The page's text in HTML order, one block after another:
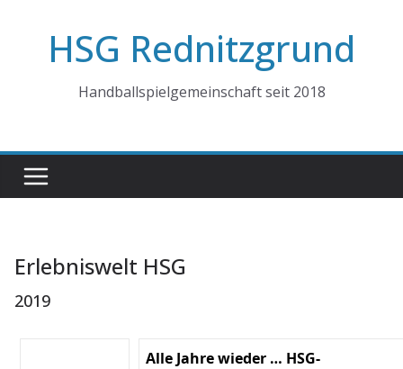
springenHSG Rednitzgrund
Handballspielgemeinschaft seit 2018
Erlebniswelt HSG
2019
Alle Jahre wieder … HSG-